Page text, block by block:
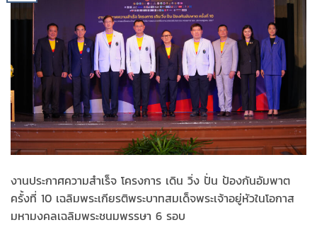
งานประกาศความสำเร็จ โครงการ เดิน วิ่ง ปั่น ป้องกันอัมพาต
ครั้งที่ 10 เฉลิมพระเกียรติพระบาทสมเด็จพระเจ้าอยู่หัวในโอกาส
มหามงคลเฉลิมพระชนมพรรษา 6 รอบ